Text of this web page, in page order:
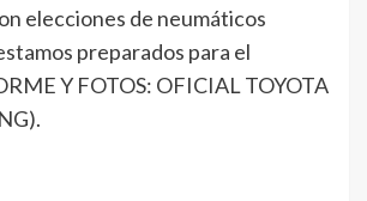
elecciones de neumáticos
preparados para el
Y FOTOS: OFICIAL TOYOTA